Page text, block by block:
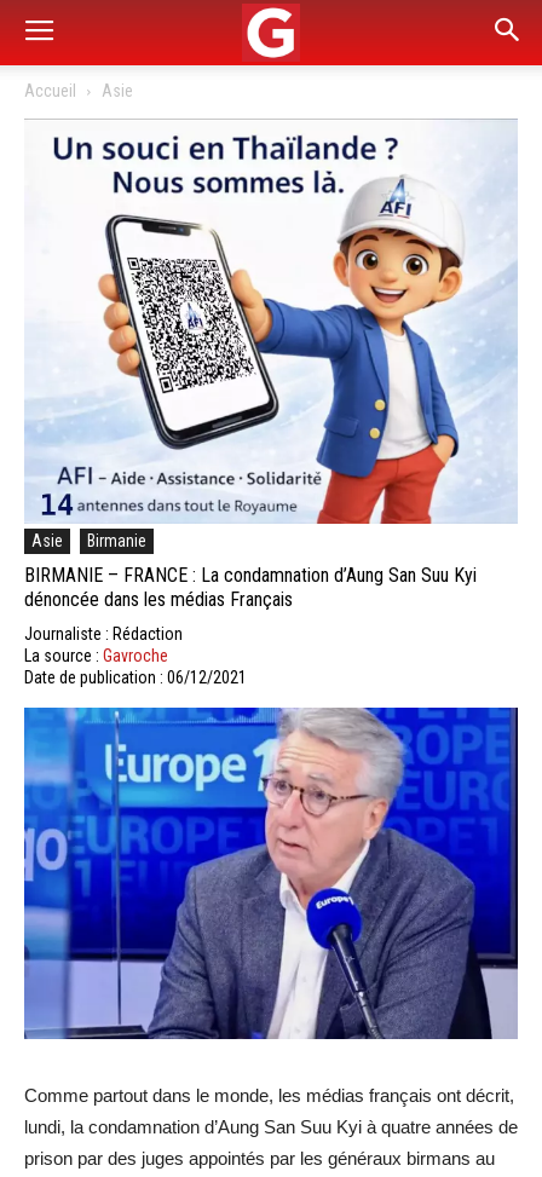
Accueil Asie
Asie Birmanie
BIRMANIE – FRANCE : La condamnation d’Aung San Suu Kyi
dénoncée dans les médias Français
Journaliste : Rédaction
La source : Gavroche
Date de publication : 06/12/2021
Comme partout dans le monde, les médias français ont décrit,
lundi, la condamnation d’Aung San Suu Kyi à quatre années de
prison par des juges appointés par les généraux birmans au